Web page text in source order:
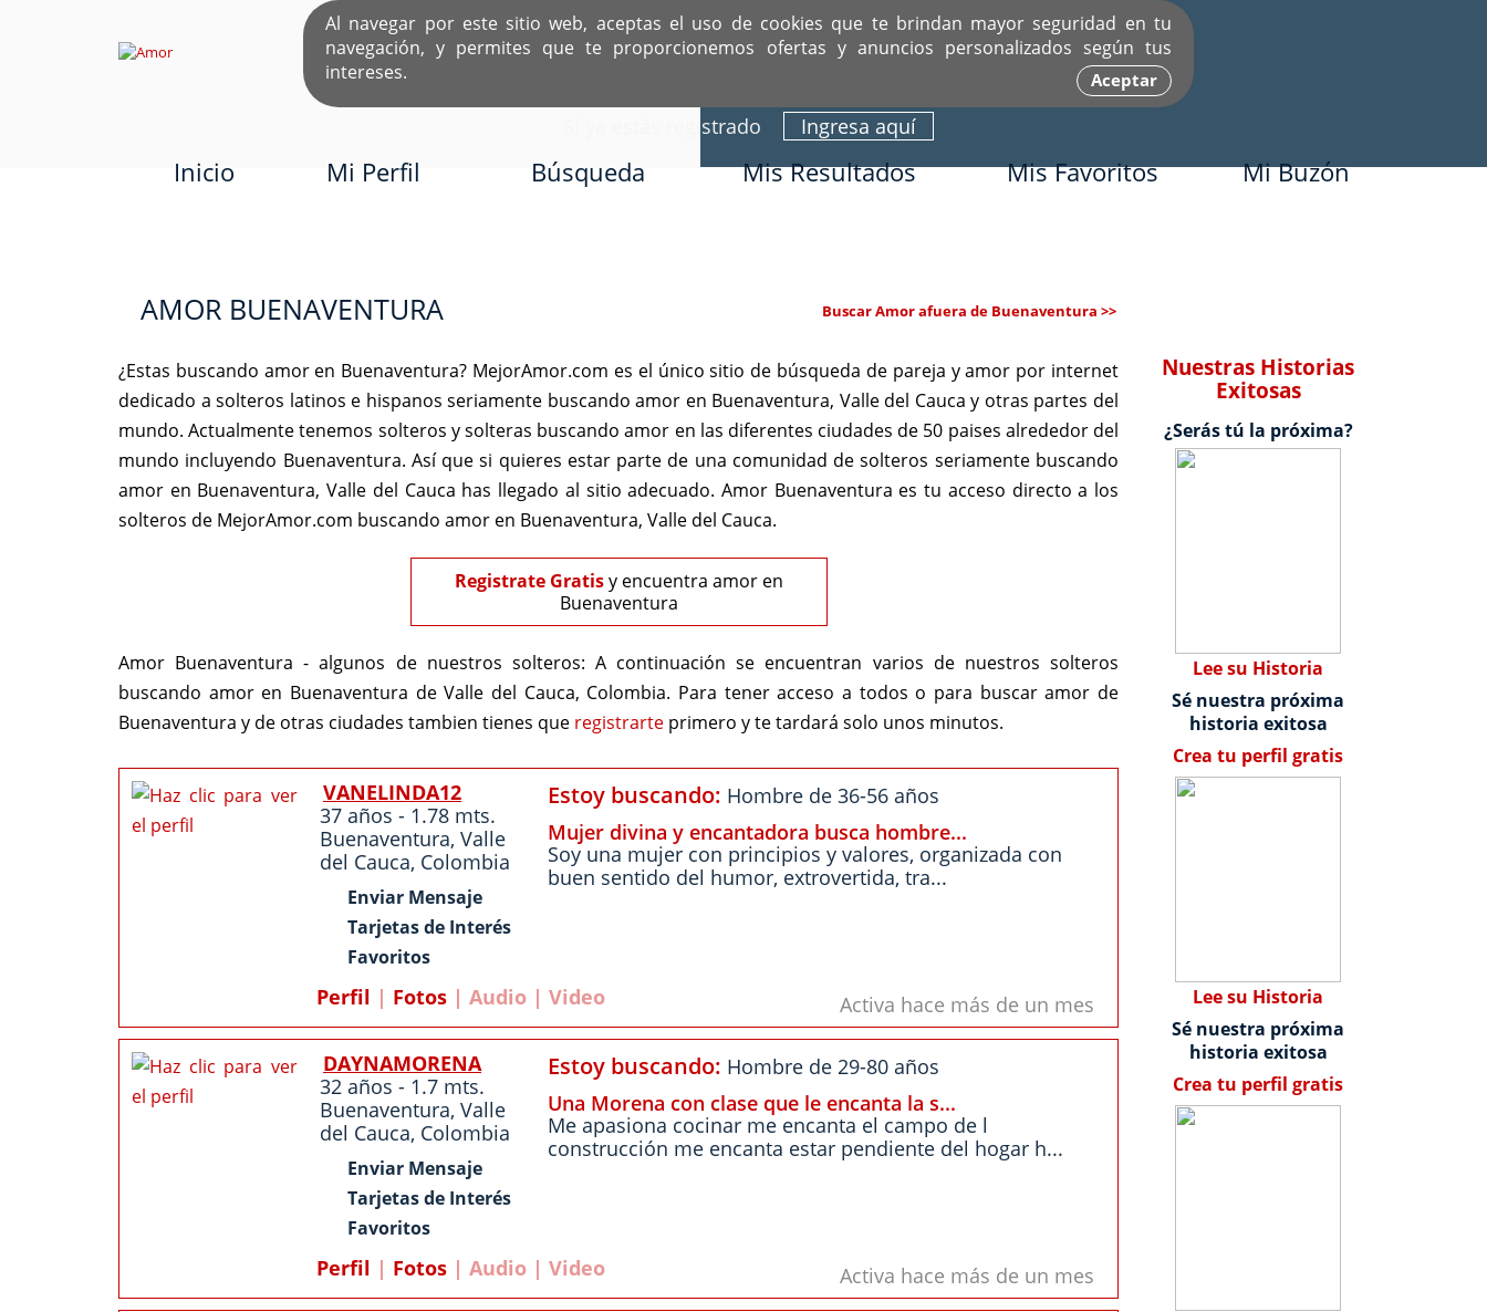
Al navegar por este sitio web, aceptas el uso de cookies que te brindan mayor seguridad en tu
navegación, y permites que te proporcionemos ofertas y anuncios personalizados según tus
intereses.
Aceptar
EL ÚNICO SITIO DEDICADO A SOLTEROS HISPANOS COMO TÚ
Ingresa aquí
Sí ya estás registrado
Inicio Mi Perfil Búsqueda Mis Resultados Mis Favoritos Mi Buzón
AMOR BUENAVENTURA Buscar Amor afuera de Buenaventura >>
¿Estas buscando amor en Buenaventura? MejorAmor.com es el único sitio de búsqueda de pareja y amor por internet
dedicado a solteros latinos e hispanos seriamente buscando amor en Buenaventura, Valle del Cauca y otras partes del
mundo. Actualmente tenemos solteros y solteras buscando amor en las diferentes ciudades de 50 paises alrededor del
mundo incluyendo Buenaventura. Así que si quieres estar parte de una comunidad de solteros seriamente buscando
amor en Buenaventura, Valle del Cauca has llegado al sitio adecuado. Amor Buenaventura es tu acceso directo a los
solteros de MejorAmor.com buscando amor en Buenaventura, Valle del Cauca.
Registrate Gratisy encuentra amor en
Buenaventura
Amor Buenaventura - algunos de nuestros solteros: A continuación se encuentran varios de nuestros solteros
buscando amor en Buenaventura de Valle del Cauca, Colombia. Para tener acceso a todos o para buscar amor de
Buenaventura y de otras ciudades tambien tienes que registrarte primero y te tardará solo unos minutos.
VANELINDA12
37 años - 1.78 mts.
Buenaventura, Valle
del Cauca, Colombia
Enviar Mensaje
Tarjetas de Interés
Favoritos
Estoy buscando: Hombre de 36-56 años
Mujer divina y encantadora busca hombre...
Soy una mujer con principios y valores, organizada con
buen sentido del humor, extrovertida, tra...
Perfil | Fotos | Audio | Video Activa hace más de un mes
DAYNAMORENA
32 años - 1.7 mts.
Buenaventura, Valle
del Cauca, Colombia
Enviar Mensaje
Tarjetas de Interés
Favoritos
Estoy buscando: Hombre de 29-80 años
Una Morena con clase que le encanta la s...
Me apasiona cocinar me encanta el campo de l
construcción me encanta estar pendiente del hogar h...
Perfil | Fotos | Audio | Video Activa hace más de un mes
Nuestras Historias
Exitosas
¿Serás tú la próxima?
Lee su Historia
Sé nuestra próxima
historia exitosa
Crea tu perfil gratis
Lee su Historia
Sé nuestra próxima
historia exitosa
Crea tu perfil gratis